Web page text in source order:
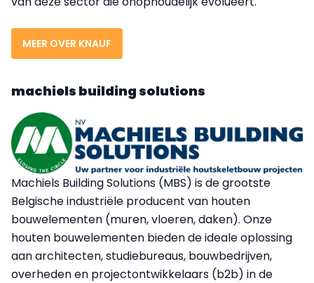
MEER OVER KNAUF
machiels building solutions
Machiels Building Solutions (MBS) is de grootste
Belgische industriële producent van houten
bouwelementen (muren, vloeren, daken). Onze
houten bouwelementen bieden de ideale oplossing
aan architecten, studiebureaus, bouwbedrijven,
overheden en projectontwikkelaars (b2b) in de